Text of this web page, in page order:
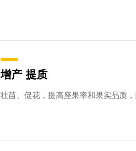
增产 提质
壮苗、促花，提高座果率和果实品质，